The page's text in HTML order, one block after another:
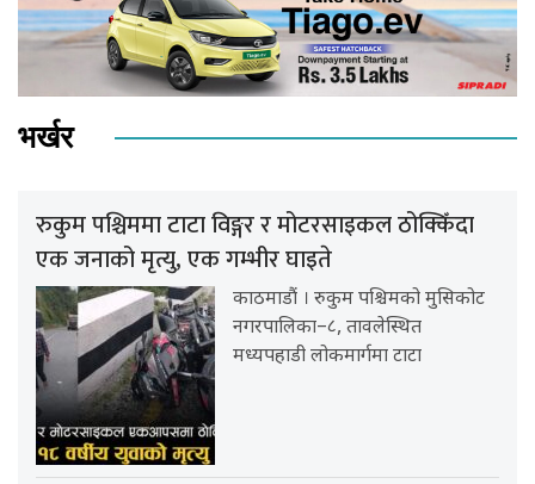
भर्खर
रुकुम पश्चिममा टाटा विङ्गर र मोटरसाइकल ठोक्किँदा
एक जनाको मृत्यु, एक गम्भीर घाइते
काठमाडौं । रुकुम पश्चिमको मुसिकोट
नगरपालिका–८, तावलेस्थित
मध्यपहाडी लोकमार्गमा टाटा